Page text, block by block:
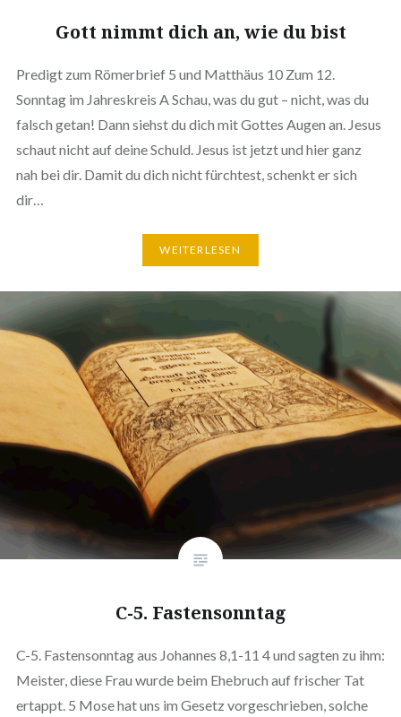
Gott nimmt dich an, wie du bist
Predigt zum Römerbrief 5 und Matthäus 10 Zum 12.
Sonntag im Jahreskreis A Schau, was du gut – nicht, was du
falsch getan! Dann siehst du dich mit Gottes Augen an. Jesus
schaut nicht auf deine Schuld. Jesus ist jetzt und hier ganz
nah bei dir. Damit du dich nicht fürchtest, schenkt er sich
dir…
WEITERLESEN
C-5. Fastensonntag
C-5. Fastensonntag aus Johannes 8,1-11 4 und sagten zu ihm:
Meister, diese Frau wurde beim Ehebruch auf frischer Tat
ertappt. 5 Mose hat uns im Gesetz vorgeschrieben, solche